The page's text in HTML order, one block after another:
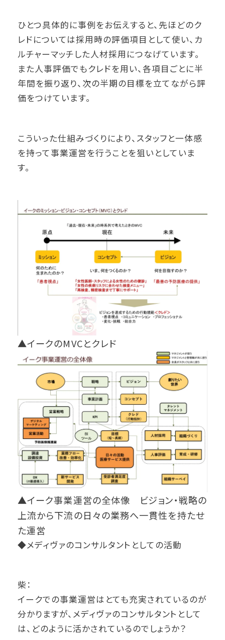
ひとつ具体的に事例をお伝えすると、先ほどのク
レドについては採用時の評価項目として使い、カ
ルチャーマッチした人材採用につなげています。
また人事評価でもクレドを用い、各項目ごとに半
年間を振り返り、次の半期の目標を立てながら評
価をつけています。
こういった仕組みづくりにより、スタッフと一体感
を持って事業運営を行うことを狙いとしていま
す。
▲イークのMVCとクレド
▲イーク事業運営の全体像 ビジョン・戦略の
上流から下流の日々の業務へ一貫性を持たせ
た運営
◆メディヴァのコンサルタントとしての活動
柴：
イークでの事業運営はとても充実されているのが
分かりますが、メディヴァのコンサルタントとして
は、どのように活かされているのでしょうか？